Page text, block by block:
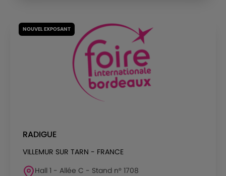
NOUVEL EXPOSANT
RADIGUE
VILLEMUR SUR TARN - FRANCE
Hall 1 - Allée C - Stand n° 1708